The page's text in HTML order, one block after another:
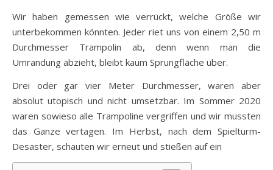
Wir haben gemessen wie verrückt, welche Größe wir
unterbekommen könnten. Jeder riet uns von einem 2,50 m
Durchmesser Trampolin ab, denn wenn man die
Umrandung abzieht, bleibt kaum Sprungfläche über.
Drei oder gar vier Meter Durchmesser, waren aber
absolut utopisch und nicht umsetzbar. Im Sommer 2020
waren sowieso alle Trampoline vergriffen und wir mussten
das Ganze vertagen. Im Herbst, nach dem Spielturm-
Desaster, schauten wir erneut und stießen auf ein